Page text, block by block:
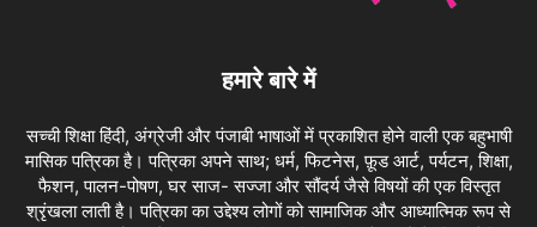
हमारे बारे में
सच्ची शिक्षा हिंदी, अंग्रेजी और पंजाबी भाषाओं में प्रकाशित होने वाली एक बहुभाषी
मासिक पत्रिका है। पत्रिका अपने साथ; धर्म, फिटनेस, फ़ूड आर्ट, पर्यटन, शिक्षा,
फैशन, पालन-पोषण, घर साज- सज्जा और सौंदर्य जैसे विषयों की एक विस्तृत
श्रृंखला लाती है। पत्रिका का उद्देश्य लोगों को सामाजिक और आध्यात्मिक रूप से